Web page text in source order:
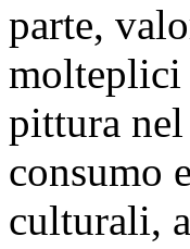
parte,
molteplici
pittura
consumo
culturali,